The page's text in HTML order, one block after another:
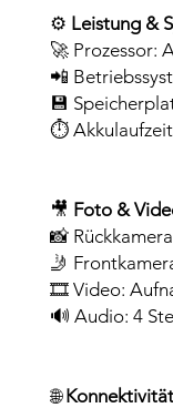
⚙️ Leistung &
🚀 Prozessor:
📲
💾
⏱️
🎥 Foto &
📸
🤳
🎞️ Video:
🔊 Audio: 4
🌐